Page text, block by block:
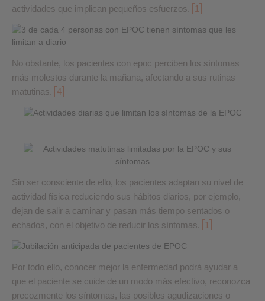
actividades que implican pequeños esfuerzos.
1
No obstante, los pacientes con epoc perciben los síntomas
más molestos durante la mañana, afectando a sus rutinas
matutinas. 4
Sin ser consciente de ello, los pacientes adaptan su nivel de
actividad física reduciendo sus hábitos diarios, por ejemplo,
dejan de salir a caminar y pasan más tiempo sentados o
echados, con el objetivo de reducir los síntomas.
1
Por todo ello, conocer mejor la enfermedad podrá ayudar a
que el paciente se cuide de un modo más efectivo, reconozca
precozmente los síntomas, las posibles agudizaciones o